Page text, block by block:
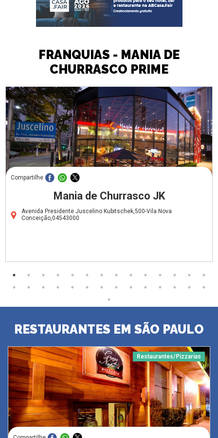
FRANQUIAS - MANIA DE
CHURRASCO PRIME
Compartilhe
Mania de Churrasco JK
Avenida Presidente Juscelino Kubitschek,500-Vila Nova
Conceição,04543000
RESTAURANTES EM SÃO PAULO
Restaurantes/Pizzarias